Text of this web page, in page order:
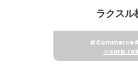
ラクスル
#Commerce